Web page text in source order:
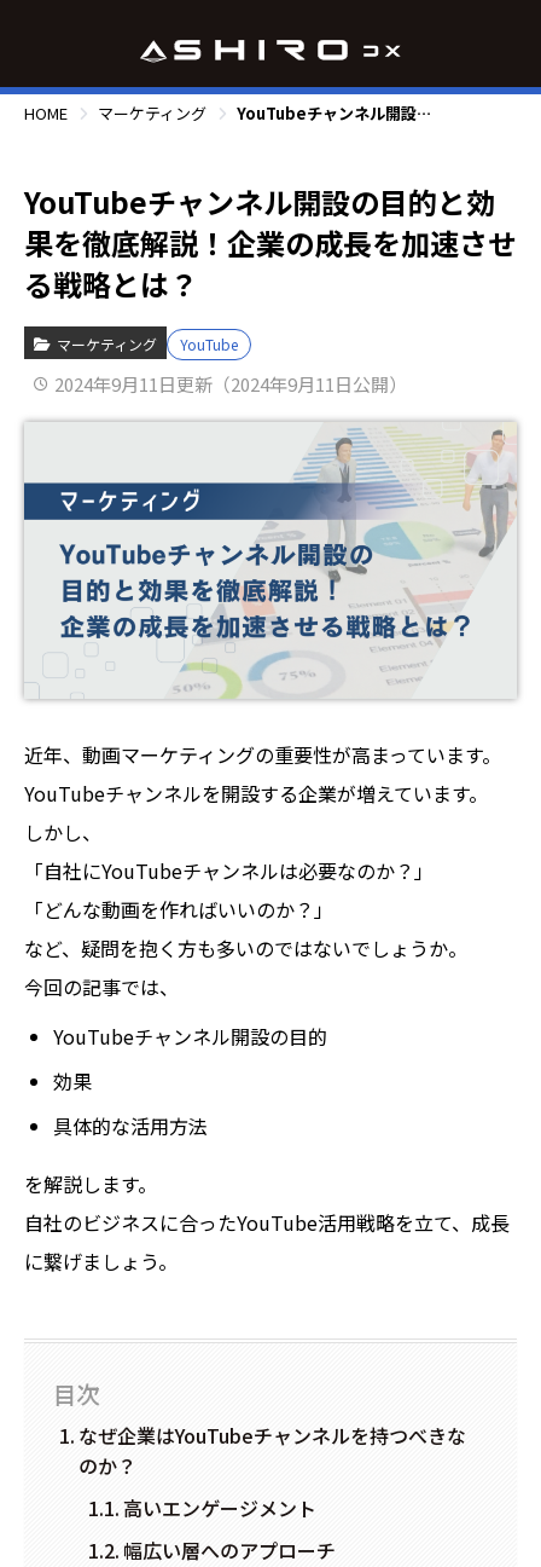
HOME マーケティング YouTubeチャンネル開設の目的と効果を徹底解説！企業の成長を加速させる戦略とは？
YouTubeチャンネル開設の目的と効
果を徹底解説！企業の成長を加速させ
る戦略とは？
マーケティング YouTube
2024年9月11日更新（2024年9月11日公開）
近年、動画マーケティングの重要性が高まっています。
YouTubeチャンネルを開設する企業が増えています。
しかし、
「自社にYouTubeチャンネルは必要なのか？」
「どんな動画を作ればいいのか？」
など、疑問を抱く方も多いのではないでしょうか。
今回の記事では、
YouTubeチャンネル開設の目的
効果
具体的な活用方法
を解説します。
自社のビジネスに合ったYouTube活用戦略を立て、成長
に繋げましょう。
目次
なぜ企業はYouTubeチャンネルを持つべきな
のか？
高いエンゲージメント
幅広い層へのアプローチ